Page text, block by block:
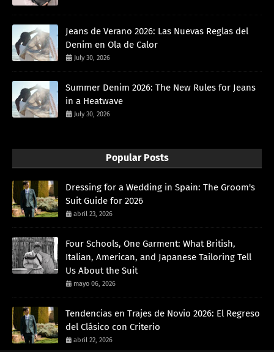
Jeans de Verano 2026: Las Nuevas Reglas del
Denim en Ola de Calor
July 30, 2026
Summer Denim 2026: The New Rules for Jeans
in a Heatwave
July 30, 2026
Popular Posts
Dressing for a Wedding in Spain: The Groom's
Suit Guide for 2026
abril 23, 2026
Four Schools, One Garment: What British,
Italian, American, and Japanese Tailoring Tell
Us About the Suit
mayo 06, 2026
Tendencias en Trajes de Novio 2026: El Regreso
del Clásico con Criterio
abril 22, 2026